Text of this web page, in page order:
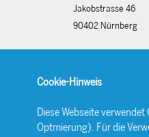
Jakobstrasse 46
90402 Nürnberg
Cookie-Hinweis
Diese Webseite
Optmierung). Für die